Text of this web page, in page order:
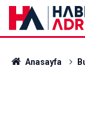
Anasayfa